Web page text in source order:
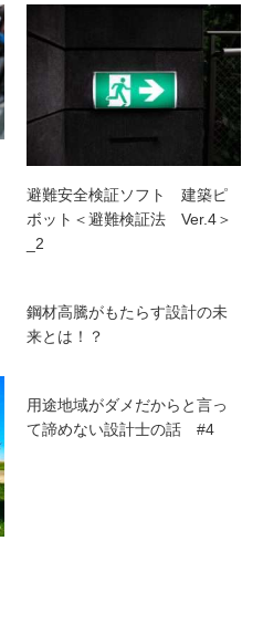
避難安全検証ソフト 建築ピ
ボット＜避難検証法 Ver.4＞
_2
鋼材高騰がもたらす設計の未
来とは！？
用途地域がダメだからと言っ
て諦めない設計士の話 #4